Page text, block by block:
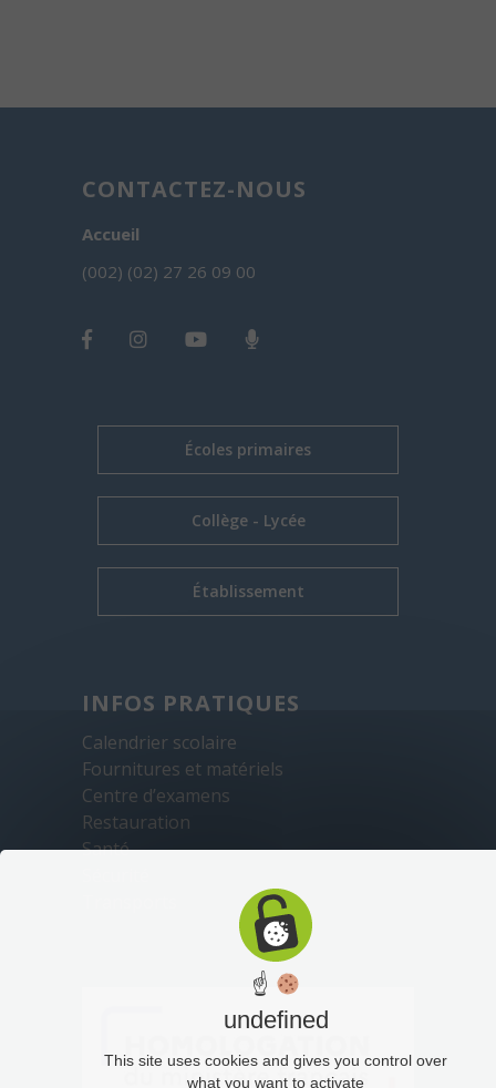
CONTACTEZ-NOUS
Accueil
(002) (02) 27 26 09 00
Écoles primaires
Collège - Lycée
Établissement
INFOS PRATIQUES
Calendrier scolaire
Fournitures et matériels
Centre d’examens
Restauration
Santé
☝
undefined
This site uses cookies and gives you control over
what you want to activate